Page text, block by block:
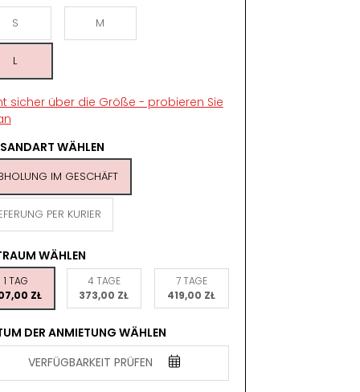
S M
L
sicher über die Größe - probieren Sie
WÄHLEN
IM GESCHÄFT
PER KURIER
WÄHLEN
1 TAG
ZŁ
4 TAGE
373,00 ZŁ
7 TAGE
419,00 ZŁ
DER ANMIETUNG WÄHLEN
VERFÜGBARKEIT PRÜFEN